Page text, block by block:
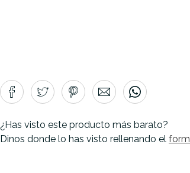
¿Has visto este producto más barato?
Dinos donde lo has visto rellenando el